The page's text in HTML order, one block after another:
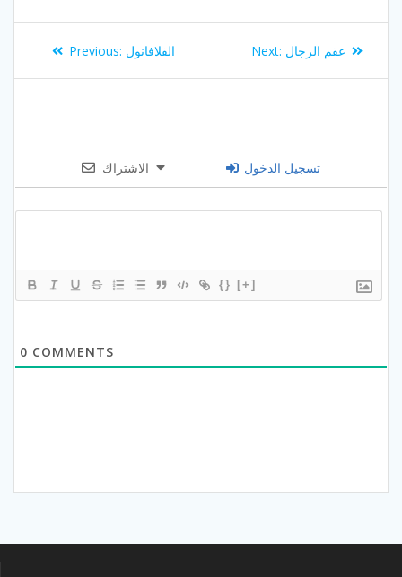
Post
navigation
Previous: Previous
الفلافانول Next: Next
عقم الرجال
الاشتراك تسجيل الدخول
{} [+]
0 COMMENTS